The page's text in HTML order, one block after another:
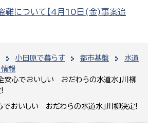
小田原で暮らす 都市基盤
水道
報
全安心でおいしい おだわらの水道水」川柳
でおいしい おだわらの水道水」川柳決定!
難について【4月10日(金)事案追